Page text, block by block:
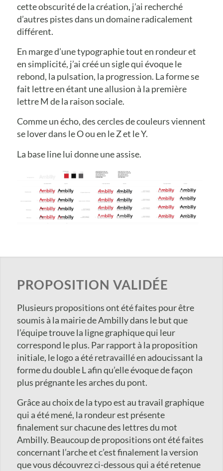
cette obscurité de la création, j’ai recherché
d’autres pistes dans un domaine radicalement
différent.
En marge d’une typographie tout en rondeur et
en simplicité, j’ai créé un sigle qui évoque le
rebond, la pulsation, la progression. La forme se
fait lettre en étant une allusion à la première
lettre M de la raison sociale.
Comme un écho, des cercles de couleurs viennent
se lover dans le O ou en le Z et le Y.
La base line lui donne une assise.
PROPOSITION VALIDÉE
​Plusieurs propositions ont été faites pour​ être
soumis à​ la mairie de Ambilly​ dans le but que
l’équipe trouve la ligne graphique qui leur
correspond le plus. Par rapport à la proposition
initiale​,​ le logo a été retravaillé en adoucissant la
forme du double L ​afin qu’elle évoque de façon
plus prégnante les arches du pont.
Grâce au choix de la typo est au travail graphique
qui a été mené, la rondeur est présente
finalement sur chacune des lettres du mot
Ambilly.​ Beaucoup de propositions ont été faites
concernant l’arche et ​c​’est finalement la version
que vous découvrez ci-dessous qui ​a été retenu​e​